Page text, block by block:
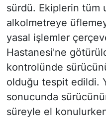
sürdü. Ekiplerin tüm
alkolmetreye
yasal işlemler
Hastanesi'ne
kontrolünde
olduğu tespit edildi.
sonucunda
süreyle el